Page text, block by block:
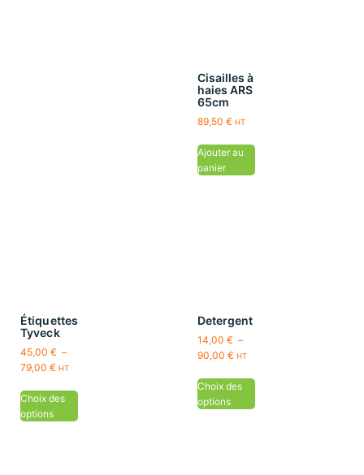
Cisailles à
haies ARS
65cm
89,50 € HT
Ajouter au
panier
Étiquettes
Tyveck
45,00 € –
79,00 € HT
Choix des
options
Detergent
14,00 € –
90,00 € HT
Choix des
options